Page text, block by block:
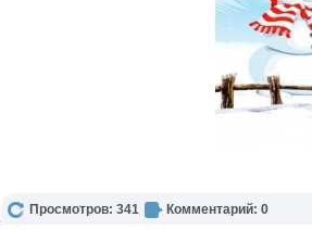
Просмотров: 341 Комментарий: 0